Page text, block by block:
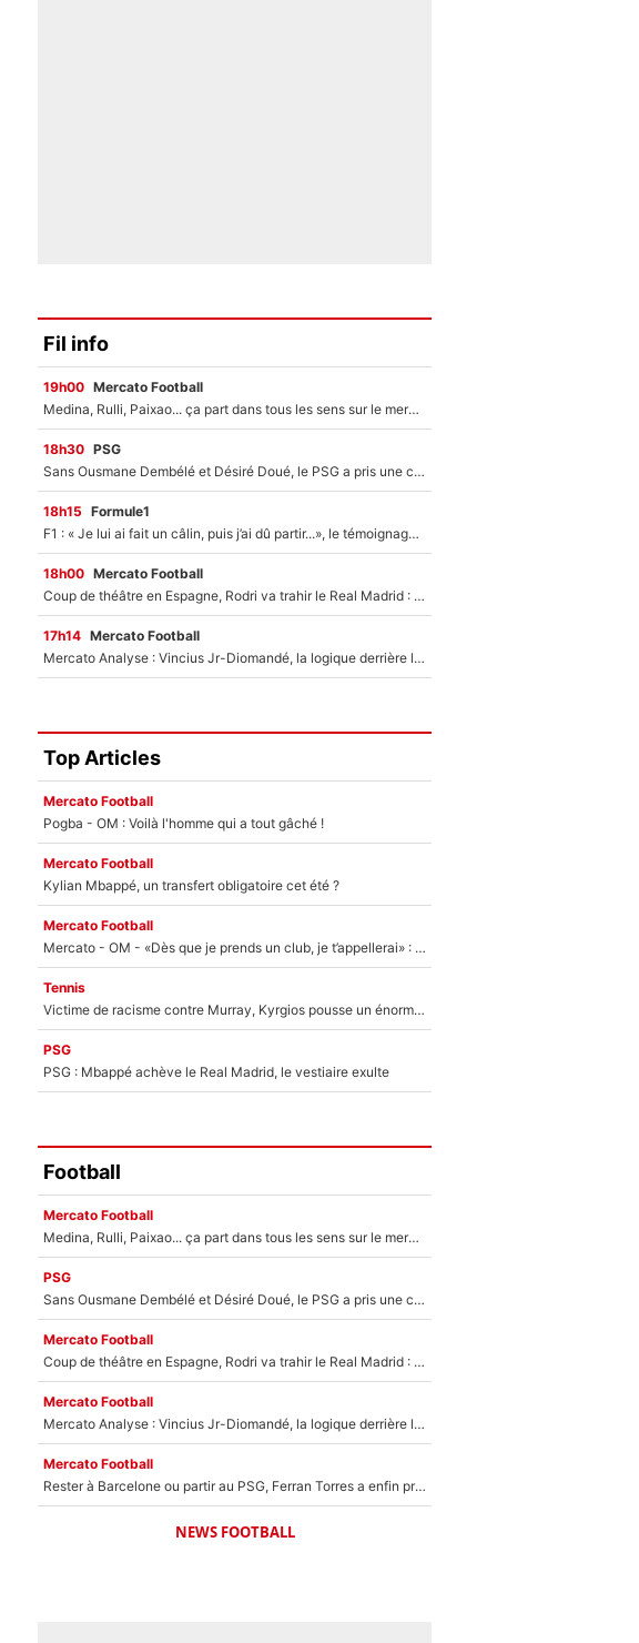
Fil info
19h00 Mercato Football
Medina, Rulli, Paixao... ça part dans tous les sens sur le mercato de l'OM : Frank McCourt va enfin récupérer l'argent qu'il attend ?
18h30 PSG
Sans Ousmane Dembélé et Désiré Doué, le PSG a pris une correction face à Majorque : Luis Enrique attend avec impatience des renforts !
18h15 Formule1
F1 : « Je lui ai fait un câlin, puis j’ai dû partir...», le témoignage émouvant de Max Verstappen sur sa fille
18h00 Mercato Football
Coup de théâtre en Espagne, Rodri va trahir le Real Madrid : Le Ballon d'Or a choisi de signer au FC Barcelone !
17h14 Mercato Football
Mercato Analyse : Vincius Jr-Diomandé, la logique derrière la concordance des temps
Top Articles
Mercato Football
Pogba - OM : Voilà l'homme qui a tout gâché !
Mercato Football
Kylian Mbappé, un transfert obligatoire cet été ?
Mercato Football
Mercato - OM - «Dès que je prends un club, je t’appellerai» : La promesse de Marcelino au moment de claquer la porte
Tennis
Victime de racisme contre Murray, Kyrgios pousse un énorme coup de gueule !
PSG
PSG : Mbappé achève le Real Madrid, le vestiaire exulte
Football
Mercato Football
Medina, Rulli, Paixao... ça part dans tous les sens sur le mercato de l'OM : Frank McCourt va enfin récupérer l'argent qu'il attend ?
PSG
Sans Ousmane Dembélé et Désiré Doué, le PSG a pris une correction face à Majorque : Luis Enrique attend avec impatience des renforts !
Mercato Football
Coup de théâtre en Espagne, Rodri va trahir le Real Madrid : Le Ballon d'Or a choisi de signer au FC Barcelone !
Mercato Football
Mercato Analyse : Vincius Jr-Diomandé, la logique derrière la concordance des temps
Mercato Football
Rester à Barcelone ou partir au PSG, Ferran Torres a enfin pris sa décision : La course contre la montre est lancée !
NEWS FOOTBALL